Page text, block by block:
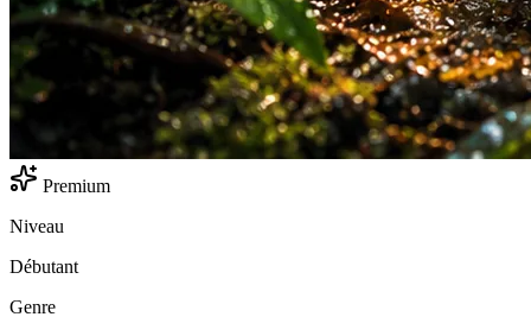
Premium
Niveau
Débutant
Genre